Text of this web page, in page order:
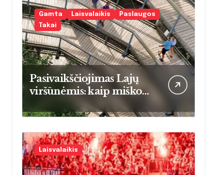
Gamta Laisvalaikis
Paslaugos
Takai
Pasivaikščiojimas Lajų
viršūnėmis: kaip miško
šilumos energija keičia
namų šildymo įpročius
Lietuvoje
Laisvalaikis